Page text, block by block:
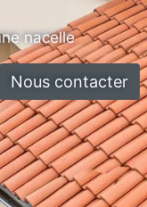
nacelle
Nous contacter